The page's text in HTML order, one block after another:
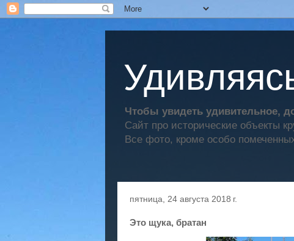
Чтобы увидеть удивительное,
Сайт про исторические объекты
Все фото, кроме особо
пятница, 24 августа 2018 г.
Это щука, братан